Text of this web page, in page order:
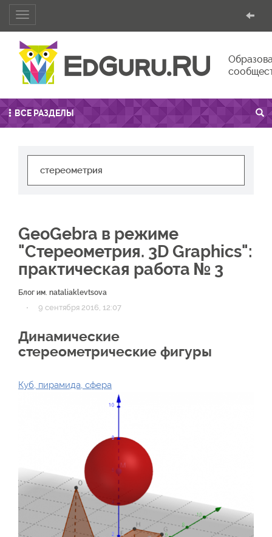
Toggle
navigation
ВСЕ РАЗДЕЛЫ
GeoGebra в режиме
"Стереометрия. 3D Graphics":
практическая работа № 3
Блог им. nataliaklevtsova
· 9 сентября 2016, 12:07
Динамические
стереометрические фигуры
Куб, пирамида, сфера